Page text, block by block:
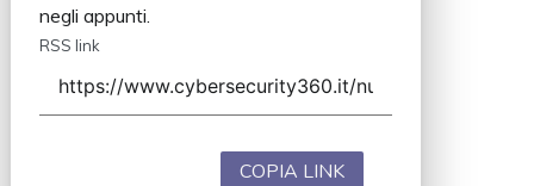
negli appunti.
RSS link
COPIA LINK